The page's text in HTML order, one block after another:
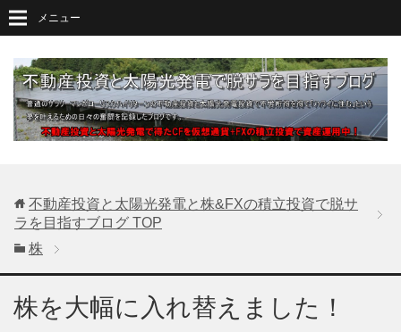
メニュー
不動産投資と太陽光発電と株&FXの積立投資で脱サ
ラを目指すブログ TOP
株
株を大幅に入れ替えました！